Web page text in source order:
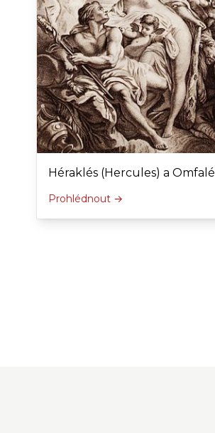
Héraklés (Hercules) a Omfalé
Prohlédnout →